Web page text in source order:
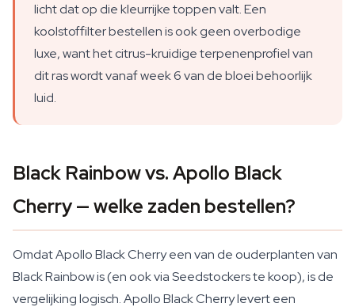
licht dat op die kleurrijke toppen valt. Een
koolstoffilter bestellen is ook geen overbodige
luxe, want het citrus-kruidige terpenenprofiel van
dit ras wordt vanaf week 6 van de bloei behoorlijk
luid.
Black Rainbow vs. Apollo Black
Cherry — welke zaden bestellen?
Omdat Apollo Black Cherry een van de ouderplanten van
Black Rainbow is (en ook via Seedstockers te koop), is de
vergelijking logisch. Apollo Black Cherry levert een